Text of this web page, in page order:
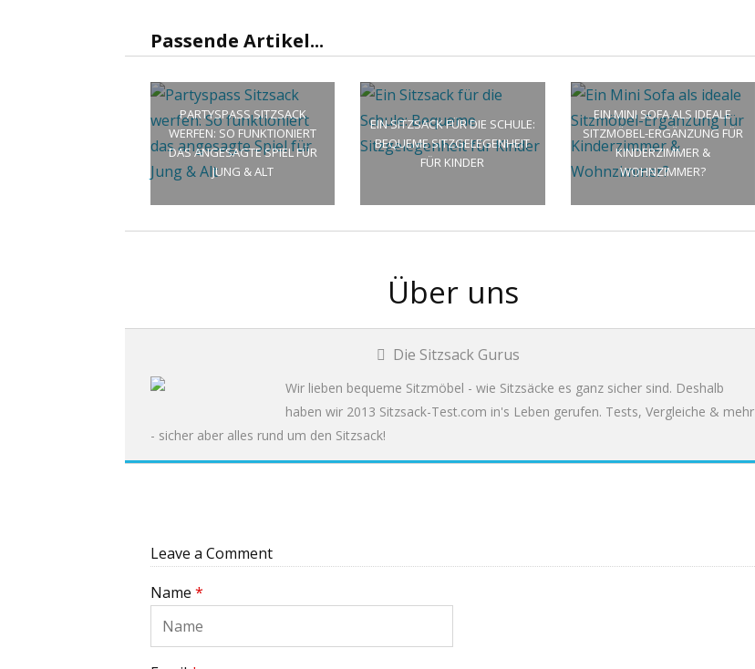
Passende Artikel...
PARTYSPASS SITZSACK
WERFEN: SO FUNKTIONIERT
DAS ANGESAGTE SPIEL FÜR
JUNG & ALT
EIN SITZSACK FÜR DIE SCHULE:
BEQUEME SITZGELEGENHEIT
FÜR KINDER
EIN MINI SOFA ALS IDEALE
SITZMÖBEL-ERGÄNZUNG FÜR
KINDERZIMMER &
WOHNZIMMER?
Über uns
Die Sitzsack Gurus
Wir lieben bequeme Sitzmöbel - wie Sitzsäcke es ganz sicher sind. Deshalb
haben wir 2013 Sitzsack-Test.com in's Leben gerufen. Tests, Vergleiche & mehr
- sicher aber alles rund um den Sitzsack!
Leave a Comment
Name *